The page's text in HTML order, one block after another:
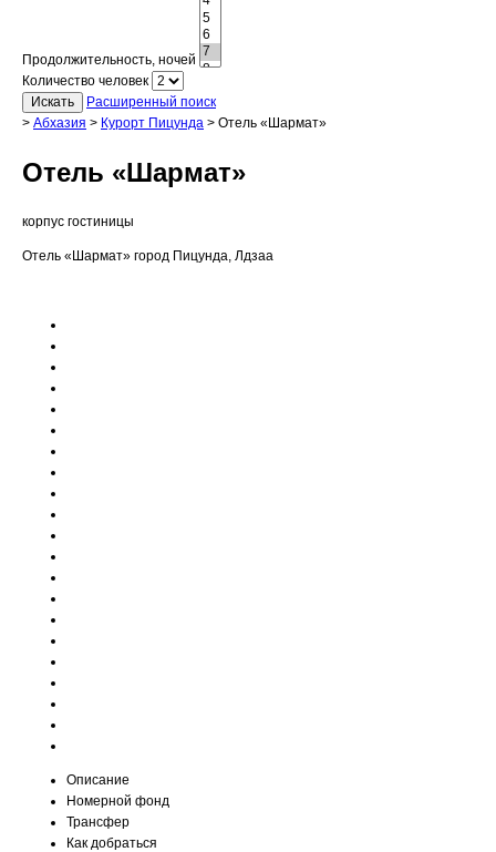
Продолжительность, ночей
Количество человек
Искать
Расширенный поиск
> Абхазия > Курорт Пицунда > Отель «Шармат»
Отель «Шармат»
корпус гостиницы
Отель «Шармат» город Пицунда, Лдзаа
Описание
Номерной фонд
Трансфер
Как добраться